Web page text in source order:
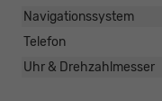
Navigationssystem
Telefon
Uhr & Drehzahlmesser